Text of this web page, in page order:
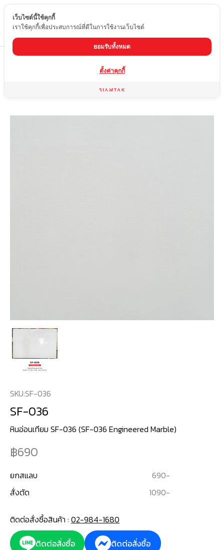
TH
หินอ่อนเทียม
SKU:SF-036
SF-036
หินอ่อนเทียม SF-036 (SF-036 Engineered Marble)
690
ยกสแลบ 690-
สั่งตัด
1090-
ติดต่อสั่งซื้อสินค้า : 02-984-1680
ติดต่อสั่งซื้อ
ติดต่อสั่งซื้อ
เว็บไซต์นี้ใช้คุกกี้
เราใช้คุกกี้เพื่อประสบการณ์ที่ดีในการใช้งานเว็บไซต์
ยอมรับทั้งหมด
ตั้งค่าคุกกี้